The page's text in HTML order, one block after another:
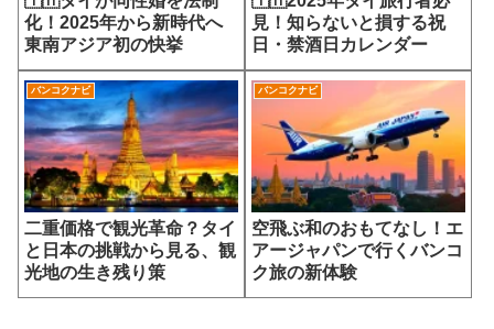
化！2025年から新時代へ
東南アジア初の快挙
見！知らないと損する祝
日・禁酒日カレンダー
バンコクナビ
二重価格で観光革命？タイ
と日本の挑戦から見る、観
光地の生き残り策
バンコクナビ
空飛ぶ和のおもてなし！エ
アージャパンで行くバンコ
ク旅の新体験